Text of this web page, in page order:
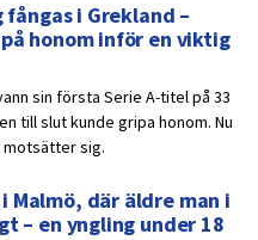
i Grekland –
honom inför en viktig
sin första Serie A-titel på 33
till slut kunde gripa honom. Nu
motsätter sig.
där äldre man i
– en yngling under 18